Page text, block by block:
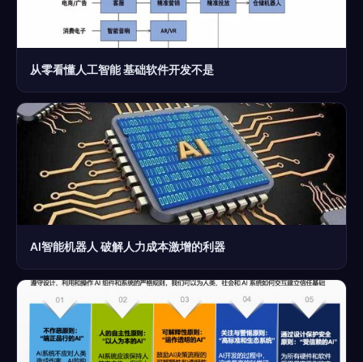
从零看懂人工智能 基础软件开发不是
AI智能机器人 破解人力成本激增的利器